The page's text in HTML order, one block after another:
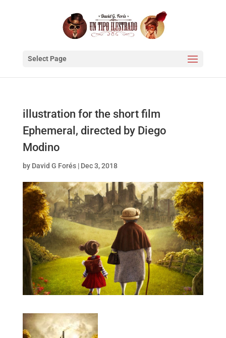
Select Page
illustration for the short film
Ephemeral, directed by Diego
Modino
by David G Forés| Dec 3, 2018